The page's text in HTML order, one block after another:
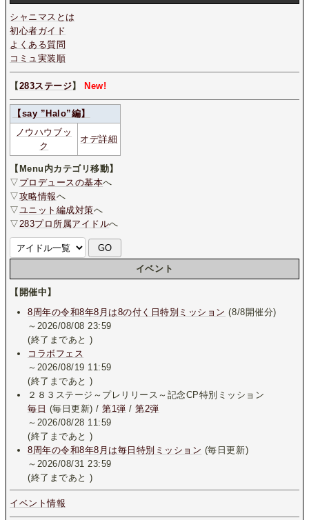
シャニマスとは
初心者ガイド
よくある質問
コミュ実装順
【283ステージ】 New!
【say ”Halo”編】
ノウハウブッ
ク
オデ詳細
【Menu内カテゴリ移動】
▽ プロデュースの基本へ
▽攻略情報へ
▽ユニット編成対策へ
▽283プロ所属アイドルへ
イベント
【開催中】
8周年の令和8年8月は8の付く日特別ミッション (8/8開催分)
～2026/08/08 23:59
(終了まであと)
コラボフェス
～2026/08/19 11:59
(終了まであと)
２８３ステージ～プレリリース～記念CP特別ミッション
毎日 (毎日更新) /第1弾 /第2弾
～2026/08/28 11:59
(終了まであと)
8周年の令和8年8月は毎日特別ミッション (毎日更新)
～2026/08/31 23:59
(終了まであと)
イベント情報